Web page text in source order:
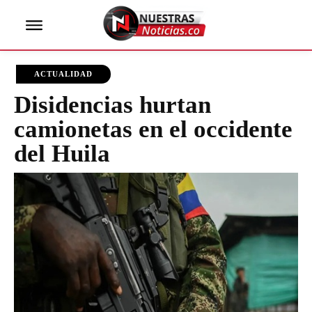
ACTUALIDAD
Disidencias hurtan
camionetas en el occidente
del Huila